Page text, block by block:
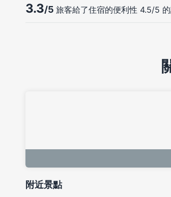
3.3/5 旅客給了住宿的便利性 4.5/5
附近景點